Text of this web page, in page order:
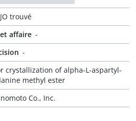
trouvé
affaire -
-
crystallization of alpha-L-aspartyl-
methyl ester
Co., Inc.